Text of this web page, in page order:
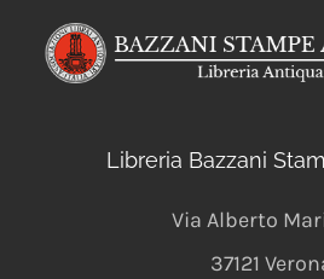
Libreria Bazzani
Via Alberto
37121